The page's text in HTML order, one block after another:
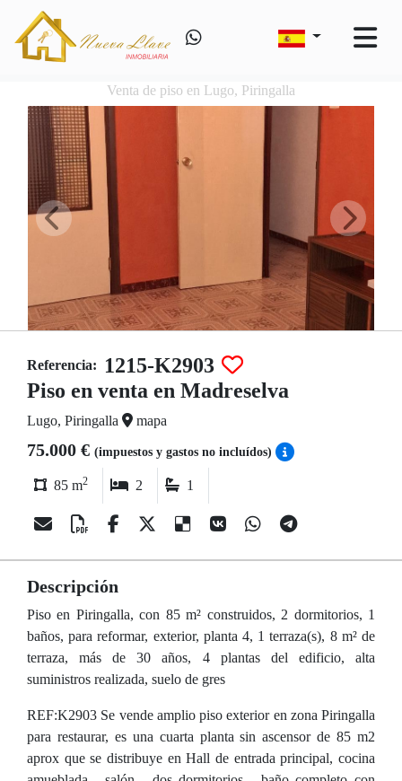
Venta de piso en Lugo, Piringalla
Referencia:
1215-K2903
Piso en venta en Madreselva
Lugo, Piringalla mapa
75.000 € (impuestos y gastos no incluídos)
85 m2 2 1
Descripción
Piso en Piringalla, con 85 m² construidos, 2 dormitorios, 1
baños, para reformar, exterior, planta 4, 1 terraza(s), 8 m² de
terraza, más de 30 años, 4 plantas del edificio, alta
suministros realizada, suelo de gres
REF:K2903 Se vende amplio piso exterior en zona Piringalla
para restaurar, es una cuarta planta sin ascensor de 85 m2
aprox que se distribuye en Hall de entrada principal, cocina